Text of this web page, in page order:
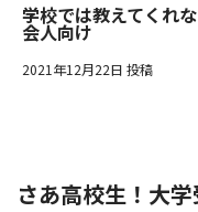
学校では教えてくれ
会人向け
2021年12月22日 投稿
さあ高校生！大